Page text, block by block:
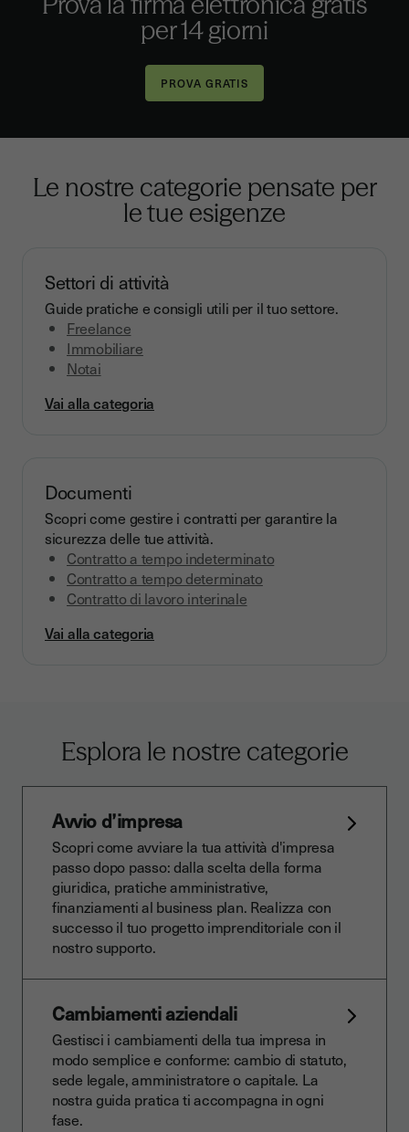
per 14 giorni
Le nostre categorie pensate per
le tue esigenze
Settori di attività
Guide pratiche e consigli utili per il tuo settore.
Freelance
Immobiliare
Notai
Vai alla categoria
Documenti
Scopri come gestire i contratti per garantire la
sicurezza delle tue attività.
Contratto a tempo indeterminato
Contratto a tempo determinato
Contratto di lavoro interinale
Vai alla categoria
Esplora le nostre categorie
Avvio d’impresa
Scopri come avviare la tua attività d'impresa
passo dopo passo: dalla scelta della forma
giuridica, pratiche amministrative,
finanziamenti al business plan. Realizza con
successo il tuo progetto imprenditoriale con il
nostro supporto.
Cambiamenti aziendali
Gestisci i cambiamenti della tua impresa in
modo semplice e conforme: cambio di statuto,
sede legale, amministratore o capitale. La
nostra guida pratica ti accompagna in ogni
fase.